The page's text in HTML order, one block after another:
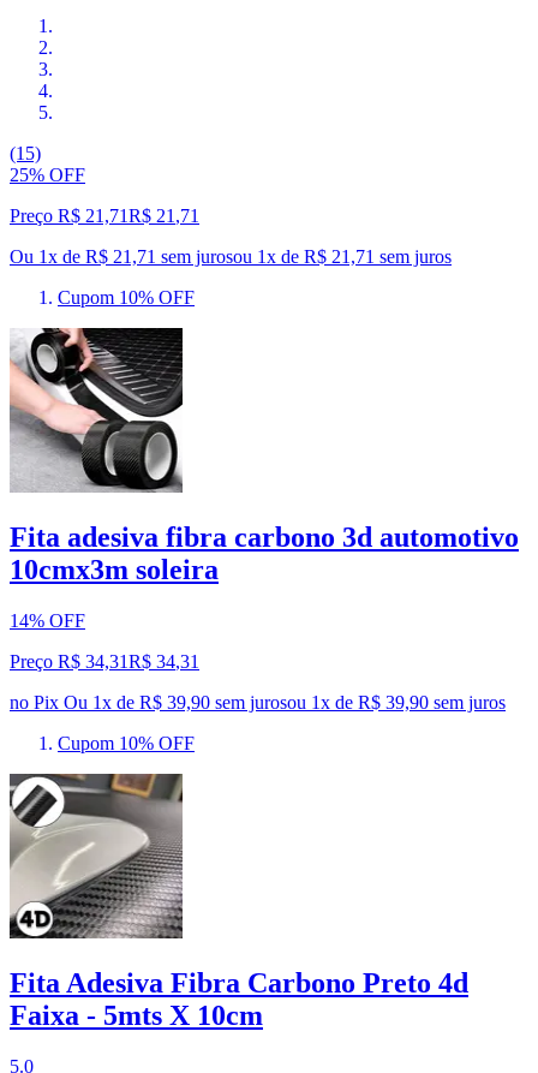
(15)
25% OFF
Preço R$ 21,71R$ 21 ,71
Ou 1x de R$ 21,71 sem jurosou 1x de R$ 21,71 sem juros
Cupom 10% OFF
Fita adesiva fibra carbono 3d automotivo
10cmx3m soleira
14% OFF
Preço R$ 34,31R$ 34,31
no Pix Ou 1x de R$ 39,90 sem jurosou 1x de R$ 39,90 sem juros
Cupom 10% OFF
Fita Adesiva Fibra Carbono Preto 4d
Faixa - 5mts X 10cm
5.0